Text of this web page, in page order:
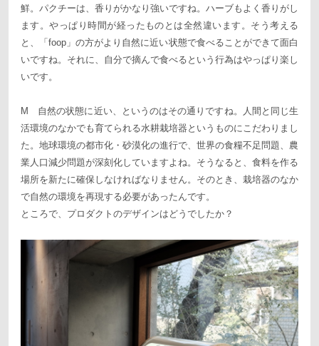
鮮。パクチーは、香りがかなり強いですね。ハーブもよく香りがし
ます。やっぱり時間が経ったものとは全然違います。そう考える
と、「foop」の方がより自然に近い状態で食べることができて面白
いですね。それに、自分で摘んで食べるという行為はやっぱり楽し
いです。
M 自然の状態に近い、というのはその通りですね。人間と同じ生
活環境のなかでも育てられる水耕栽培器というものにこだわりまし
た。地球環境の都市化・砂漠化の進行で、世界の食糧不足問題、農
業人口減少問題が深刻化していますよね。そうなると、食料を作る
場所を新たに確保しなければなりません。そのとき、栽培器のなか
で自然の環境を再現する必要があったんです。
ところで、プロダクトのデザインはどうでしたか？